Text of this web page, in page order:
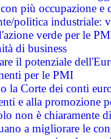
più occupazione e
politica industriale:
verde per le
di business
il potenziale
per le PMI
la Corte dei conti
e alla promozione
non è chiaramente
a migliorare le